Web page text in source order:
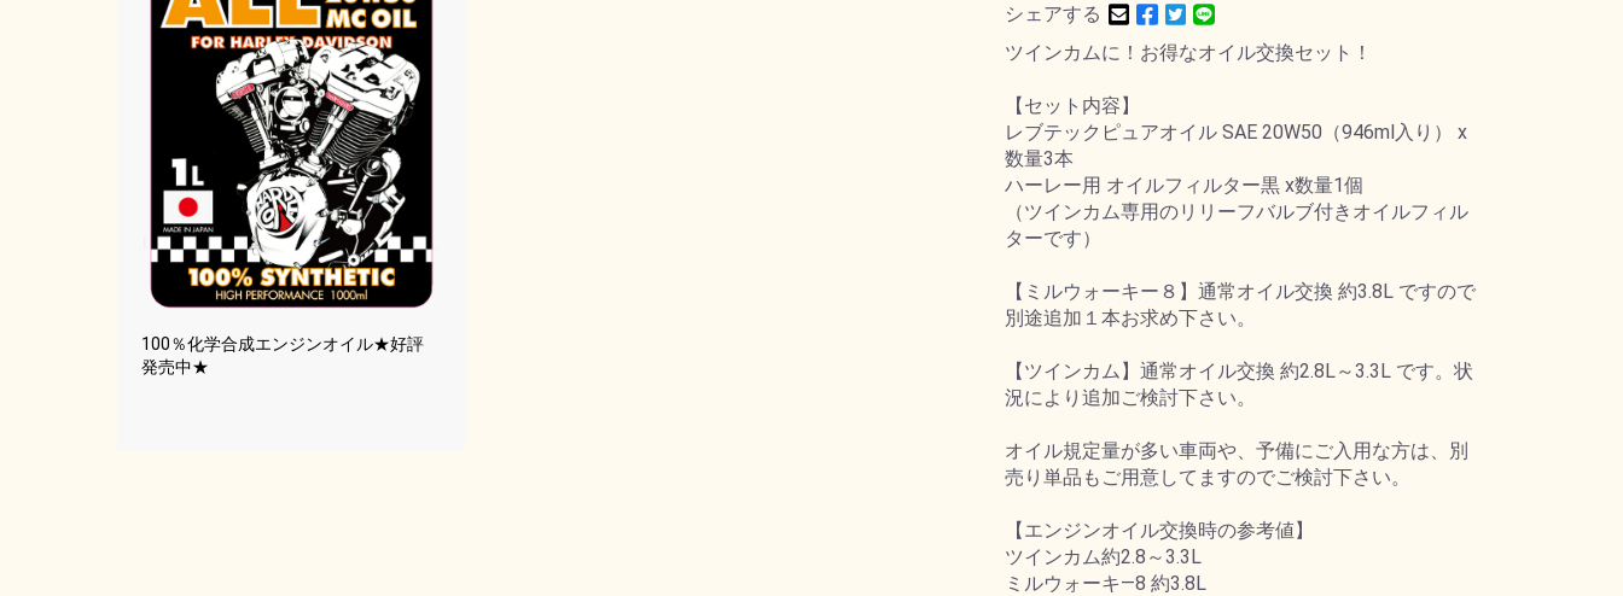
100％化学合成エンジンオイル★好評
発売中★
シェアする
ツインカムに！お得なオイル交換セット！
【セット内容】
レブテックピュアオイル SAE 20W50（946ml入り） x
数量3本
ハーレー用 オイルフィルター黒 x数量1個
（ツインカム専用のリリーフバルブ付きオイルフィル
ターです）
【ミルウォーキー８】通常オイル交換 約3.8L ですので
別途追加１本お求め下さい。
【ツインカム】通常オイル交換 約2.8L～3.3L です。状
況により追加ご検討下さい。
オイル規定量が多い車両や、予備にご入用な方は、別
売り単品もご用意してますのでご検討下さい。
【エンジンオイル交換時の参考値】
ツインカム約2.8～3.3L
ミルウォーキ―8 約3.8L